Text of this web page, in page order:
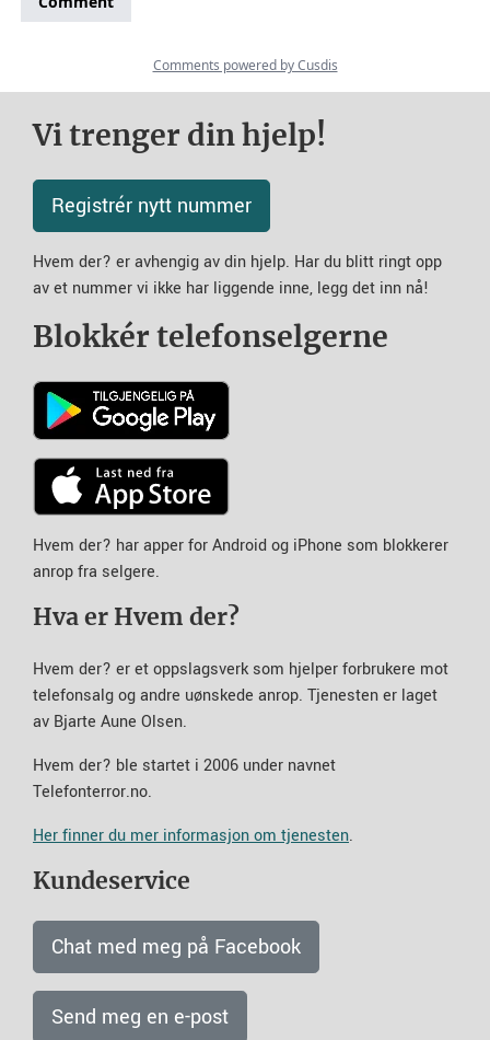
Vi trenger din hjelp!
Registrér nytt nummer
Hvem der? er avhengig av din hjelp. Har du blitt ringt opp
av et nummer vi ikke har liggende inne, legg det inn nå!
Blokkér telefonselgerne
Hvem der? har apper for Android og iPhone som blokkerer
anrop fra selgere.
Hva er Hvem der?
Hvem der? er et oppslagsverk som hjelper forbrukere mot
telefonsalg og andre uønskede anrop. Tjenesten er laget
av Bjarte Aune Olsen.
Hvem der? ble startet i 2006 under navnet
Telefonterror.no.
Her finner du mer informasjon om tjenesten.
Kundeservice
Chat med meg på Facebook
Send meg en e-post